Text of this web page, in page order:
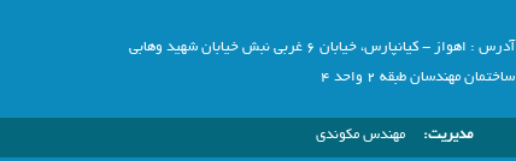
آدرس : اهواز - کیانپارس، خیابان 6 غربی نبش خیابان شهید وهابی
ساختمان مهندسان طبقه 2 واحد 4
مدیریت: مهندس مکوندی